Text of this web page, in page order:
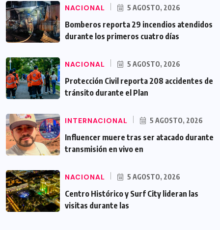
NACIONAL 5 AGOSTO, 2026
Bomberos reporta 29 incendios atendidos
durante los primeros cuatro días
NACIONAL 5 AGOSTO, 2026
Protección Civil reporta 208 accidentes de
tránsito durante el Plan
INTERNACIONAL 5 AGOSTO, 2026
Influencer muere tras ser atacado durante
transmisión en vivo en
NACIONAL 5 AGOSTO, 2026
Centro Histórico y Surf City lideran las
visitas durante las